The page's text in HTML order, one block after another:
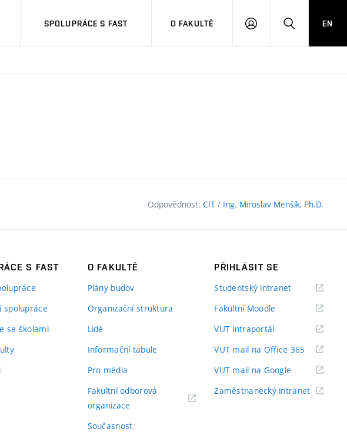
SPOLUPRÁCE S FAST O FAKULTĚ
PŘIHLÁSITHLEDAT
EN
Odpovědnost: CIT / Ing. Miroslav Menšík, Ph.D.
S FAST
spolupráce
se školami
O FAKULTĚ
Plány budov
Organizační struktura
Lidé
Informační tabule
Pro média
Fakultní odborová
organizace
Současnost
PŘIHLÁSIT SE
Studentský intranet(externí
Fakultní Moodle
VUT intraportál(externí
VUT mail na Office 365 (externí
VUT mail na Google (externí
Zaměstnanecký intranet(externí